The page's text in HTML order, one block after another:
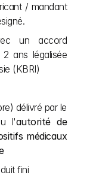
/ mandant
un accord
ans légalisée
(KBRI)
délivré par le
l'autorité de
médicaux
fini